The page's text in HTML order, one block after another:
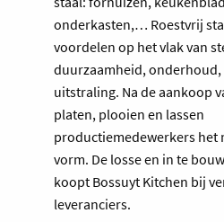
onderkasten,… Roestvrij
voordelen op het vlak van
duurzaamheid, onderhoud,
uitstraling. Na de aankoop
platen, plooien en lassen
productiemedewerkers het
vorm. De losse en in te
koopt Bossuyt Kitchen bij
leveranciers.